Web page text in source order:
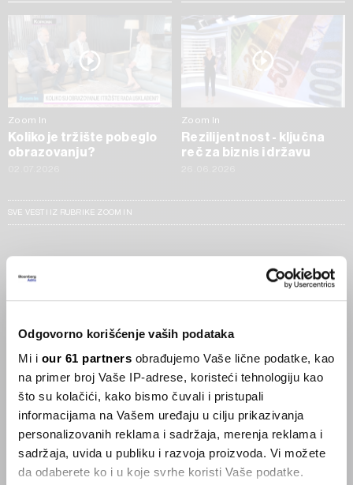
Odgovorno korišćenje vaših podataka
Mi i our 61 partners obrađujemo Vaše lične podatke, kao
na primer broj Vaše IP-adrese, koristeći tehnologiju kao
što su kolačići, kako bismo čuvali i pristupali
informacijama na Vašem uređaju u cilju prikazivanja
personalizovanih reklama i sadržaja, merenja reklama i
sadržaja, uvida u publiku i razvoja proizvoda. Vi možete
da odaberete ko i u koje svrhe koristi Vaše podatke.
Zoom In
Koliko je tržište pobeglo
obrazovanju?
Zoom In
Rezilijentnost - ključna
reč za biznis i državu
SVE VESTI IZ RUBRIKE ZOOM IN
Businessweek Adria
Korisnici GLP-1 lijekova mršave,
29.01.2026
Visok trošak selidbe kompanija iz Kine
05.12.2025
Privatni letovi postaju dostupan